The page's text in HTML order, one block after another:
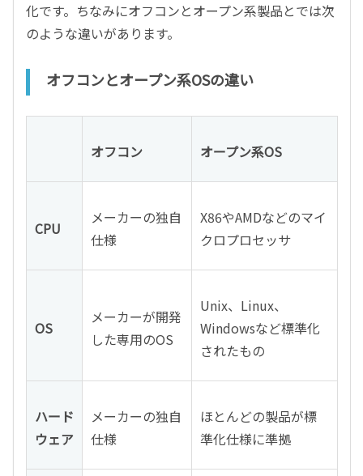
化です。ちなみにオフコンとオープン系製品とでは次
のような違いがあります。
オフコンとオープン系OSの違い
オフコン オープン系OS
CPU
メーカーの独自
仕様
X86やAMDなどのマイ
クロプロセッサ
OS
メーカーが開発
した専用のOS
Unix、Linux、
Windowsなど標準化
されたもの
ハード
ウェア
メーカーの独自
仕様
ほとんどの製品が標
準化仕様に準拠